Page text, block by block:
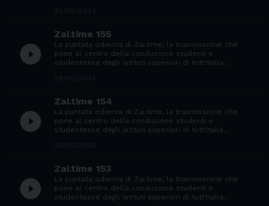
play_circle_filled
Zai.time 155
La puntata odierna di Zai.time, la trasmissione che
pone al centro della conduzione studenti e
studentesse degli istituti superiori di tutt'Italia...
play_circle_filled
Zai.time 154
La puntata odierna di Zai.time, la trasmissione che
pone al centro della conduzione studenti e
studentesse degli istituti superiori di tutt'Italia...
play_circle_filled
Zai.time 153
La puntata odierna di Zai.time, la trasmissione che
pone al centro della conduzione studenti e
studentesse degli istituti superiori di tutt'Italia...